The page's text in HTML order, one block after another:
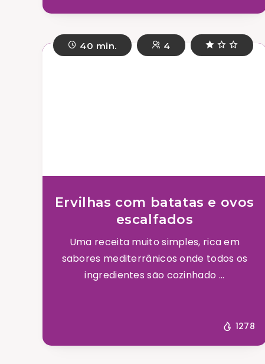
40 min. 4
Ervilhas com batatas e ovos
escalfados
Uma receita muito simples, rica em
sabores mediterrânicos onde todos os
ingredientes são cozinhado ...
1278